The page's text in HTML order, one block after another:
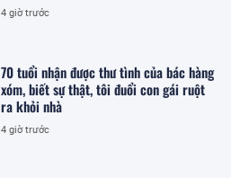
4 giờ trước
70 tuổi nhận được thư tình của bác hàng
xóm, biết sự thật, tôi đuổi con gái ruột
ra khỏi nhà
4 giờ trước